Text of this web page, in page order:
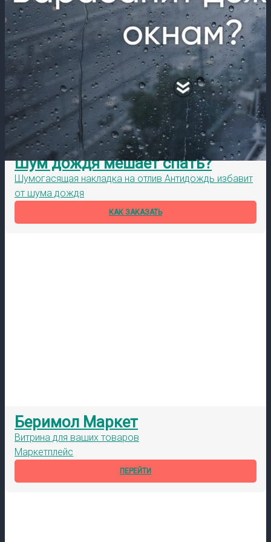
Шум дождя мешает спать?
Шумогасящая накладка на отлив Антидождь избавит
от шума дождя
КАК ЗАКАЗАТЬ
Беримол Маркет
Витрина для ваших товаров
Маркетплейс
ПЕРЕЙТИ